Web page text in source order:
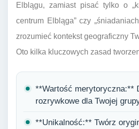
Elblągu, zamiast pisać tylko o
centrum Elbląga” czy
zrozumieć kontekst geograficzny
Oto kilka kluczowych zasad
**Wartość merytoryczna:**
rozrywkowe dla Twojej
**Unikalność:** Twórz